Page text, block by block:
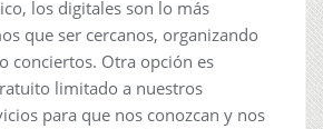
los digitales son lo más
que ser cercanos, organizando
conciertos. Otra opción es
limitado a nuestros
para que nos conozcan y nos